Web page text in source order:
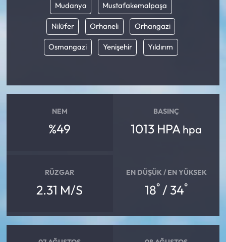
Mudanya Mustafakemalpaşa
Nilüfer Orhaneli Orhangazi
Osmangazi Yenişehir Yıldırım
NEM
%49
BASINÇ
1013 HPA hpa
RÜZGAR
2.31 M/S
EN DÜŞÜK / EN YÜKSEK
18° / 34°